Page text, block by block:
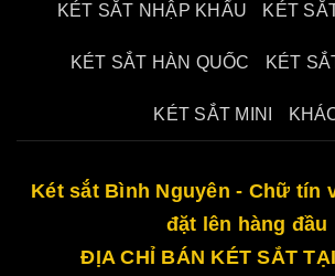
KÉT SẮT NHẬP KHẨU KÉT
KÉT SẮT HÀN QUỐC KÉT
KÉT SẮT MINI
Két sắt Bình Nguyên - Chữ tín
đặt lên hàng đầu
ĐỊA CHỈ BÁN KÉT SẮT